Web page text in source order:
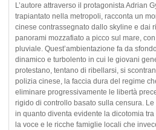
L’autore attraverso il protagonista Adrian
trapiantato nella metropoli, racconta un
cinese contrassegnato dallo skyline e dai
panorami mozzafiato a picco sul mare,
pluviale. Quest’ambientazione fa da
dinamico e turbolento in cui le giovani
protestano, tentano di ribellarsi, si
polizia cinese, la faccia dura del regime
eliminare progressivamente le libertà
rigido di controllo basato sulla censura.
in quanto diventa evidente la dicotomia
la voce e le ricche famiglie locali che